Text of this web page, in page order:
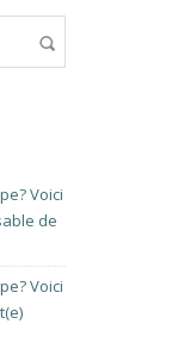
Voici
de
Voici